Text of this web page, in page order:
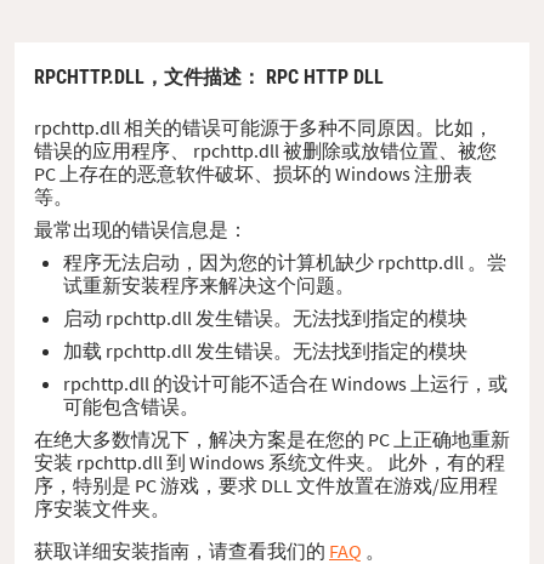
RPCHTTP.DLL， 文件描述 ： RPC HTTP DLL
rpchttp.dll 相关的错误可能源于多种不同原因。比如，
错误的应用程序、 rpchttp.dll 被删除或放错位置、被您
PC 上存在的恶意软件破坏、损坏的 Windows 注册表
等。
最常出现的错误信息是：
程序无法启动，因为您的计算机缺少 rpchttp.dll 。尝
试重新安装程序来解决这个问题。
启动 rpchttp.dll 发生错误。无法找到指定的模块
加载 rpchttp.dll 发生错误。无法找到指定的模块
rpchttp.dll 的设计可能不适合在 Windows 上运行，或
可能包含错误。
在绝大多数情况下，解决方案是在您的 PC 上正确地重新
安装 rpchttp.dll 到 Windows 系统文件夹。 此外，有的程
序，特别是 PC 游戏，要求 DLL 文件放置在游戏/应用程
序安装文件夹。
获取详细安装指南，请查看我们的 FAQ 。